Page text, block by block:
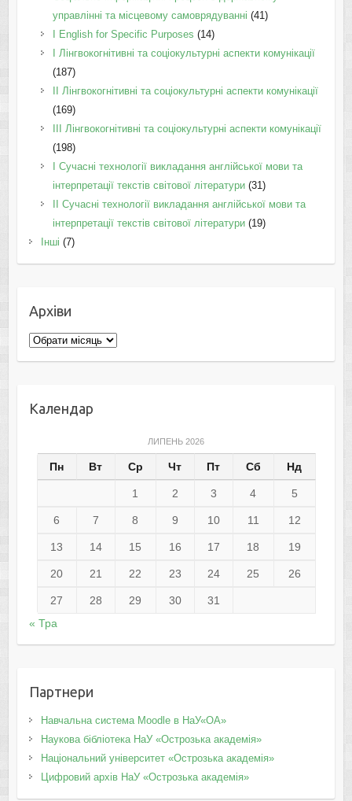
управлінні та місцевому самоврядуванні (41)
І English for Specific Purposes (14)
I Лінгвокогнітивні та соціокультурні аспекти комунікації
(187)
IІ Лінгвокогнітивні та соціокультурні аспекти комунікації
(169)
IІI Лінгвокогнітивні та соціокультурні аспекти комунікації
(198)
I Cучасні технології викладання англійської мови та
інтерпретації текстів світової літератури(31)
II Cучасні технології викладання англійської мови та
інтерпретації текстів світової літератури(19)
Інші (7)
Архіви
Архіви
Календар
ЛИПЕНЬ 2026
Пн Вт Ср Чт Пт Сб Нд
1 2 3 4 5
6 7 8 9 10 11 12
13 14 15 16 17 18 19
20 21 22 23 24 25 26
27 28 29 30
31
« Тра
Партнери
Навчальна система Moodle в НаУ«ОА»
Наукова бібліотека НаУ «Острозька академія»
Національний університет «Острозька академія»
Цифровий архів НаУ «Острозька академія»